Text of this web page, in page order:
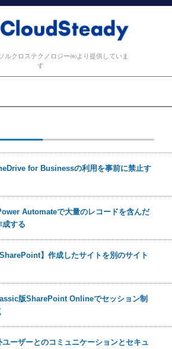
ルクロステクノロジー㈱より提供していま
す
for Businessの利用を事前に禁止す
Automateで大量のレコードを含んだ
成する
SharePoint】作成したサイトを別のサイト
版SharePoint Onlineでセッション制
ユーザーとのコミュニケーションとセキュ